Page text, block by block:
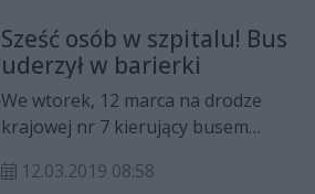
miejscu.
Sześć osób w szpitalu! Bus
uderzył w barierki
We wtorek, 12 marca na drodze
krajowej nr 7 kierujący busem
trafiło do szpitala.
12.03.2019 08:58